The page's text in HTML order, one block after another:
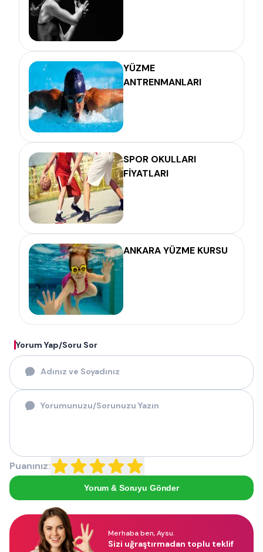
YÜZME
ANTRENMANLARI
SPOR OKULLARI
FİYATLARI
ANKARA YÜZME KURSU
Yorum Yap/Soru Sor
Puanınız:
Yorum & Soruyu Gönder
Merhaba ben, Aysu.
Sizi uğraştırmadan toplu teklif